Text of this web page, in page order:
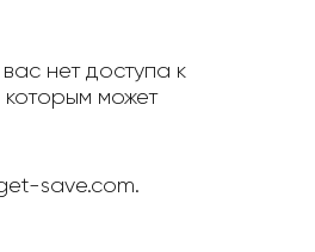
нет доступа к
может
save.com.